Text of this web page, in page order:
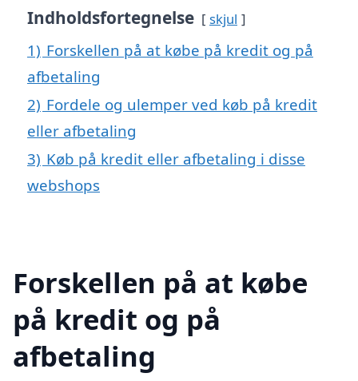
Indholdsfortegnelse skjul
1) Forskellen på at købe på kredit og på
afbetaling
2) Fordele og ulemper ved køb på kredit
eller afbetaling
3) Køb på kredit eller afbetaling i disse
webshops
Forskellen på at købe
på kredit og på
afbetaling